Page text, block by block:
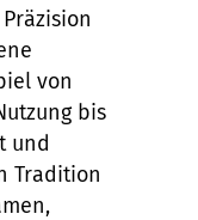
von
bis
und
Tradition